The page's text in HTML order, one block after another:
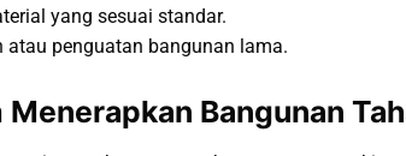
yang sesuai standar.
atau penguatan bangunan lama.
Bangunan